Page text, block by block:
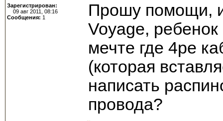
Зарегистрирован:
09 авг 2011, 08:16
Сообщения: 1
Прошу помощи,
Voyage,
мечте где 4ре
(которая
написать
провода?